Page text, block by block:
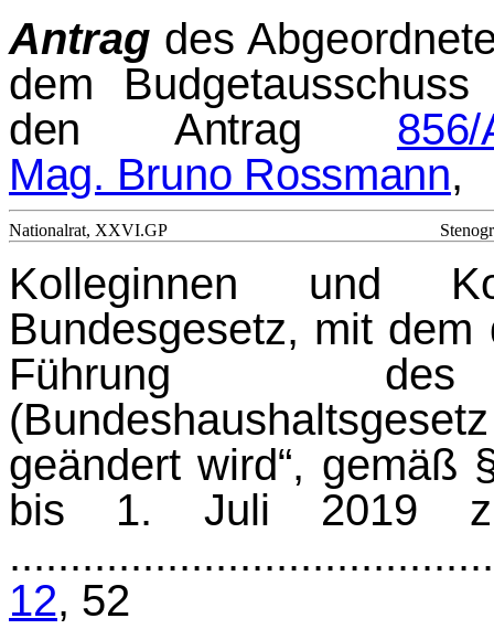
Antrag des
dem
den Antrag 856/
Mag. Bruno Rossmann,
Nationalrat, XXVI.GP
Kolleginnen und
Bundesgesetz, mit
Führung des
geändert wird“, gemäß
bis 1. Juli 2019
12, 52